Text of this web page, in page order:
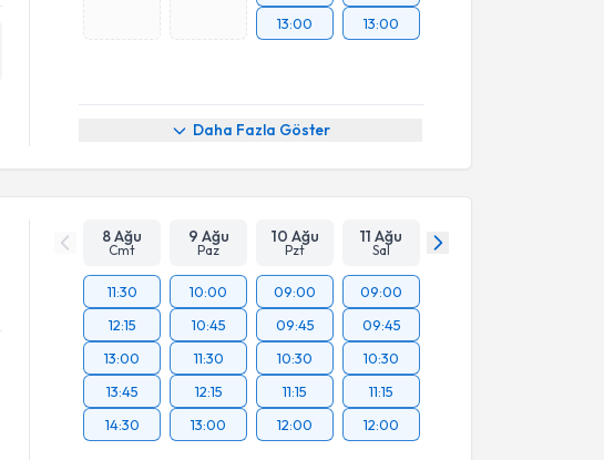
13:00
13:00
Daha Fazla Göster
8 Ağu
Cmt
9 Ağu
Paz
10 Ağu
Pzt
11 Ağu
Sal
11:30
12:15
13:00
13:45
14:30
10:00
10:45
11:30
12:15
13:00
09:00
09:45
10:30
11:15
12:00
09:00
09:45
10:30
11:15
12:00